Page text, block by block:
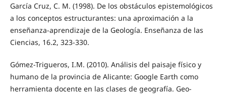
García Cruz, C. M. (1998). De los obstáculos epistemológicos
a los conceptos estructurantes: una aproximación a la
enseñanza-aprendizaje de la Geología. Enseñanza de las
Ciencias, 16.2, 323-330.
Gómez-Trigueros, I.M. (2010). Análisis del paisaje físico y
humano de la provincia de Alicante: Google Earth como
herramienta docente en las clases de geografía. Geo-